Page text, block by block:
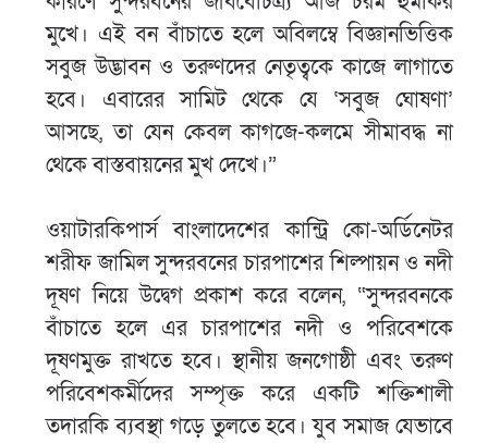
মুখে। এই বন বাঁচাতে হলে অবিলম্বে বিজ্ঞানভিত্তিক
সবুজ উদ্ভাবন ও তরুণদের নেতৃত্বকে কাজে লাগাতে
হবে। এবারের সামিট থেকে যে ‘সবুজ ঘোষণা’
আসছে, তা যেন কেবল কাগজে-কলমে সীমাবদ্ধ না
থেকে বাস্তবায়নের মুখ দেখে।”
​ওয়াটারকিপার্স বাংলাদেশের কান্ট্রি কো-অর্ডিনেটর
শরীফ জামিল সুন্দরবনের চারপাশের শিল্পায়ন ও নদী
দূষণ নিয়ে উদ্বেগ প্রকাশ করে বলেন, “সুন্দরবনকে
বাঁচাতে হলে এর চারপাশের নদী ও পরিবেশকে
দূষণমুক্ত রাখতে হবে। স্থানীয় জনগোষ্ঠী এবং তরুণ
পরিবেশকর্মীদের সম্পৃক্ত করে একটি শক্তিশালী
তদারকি ব্যবস্থা গড়ে তুলতে হবে। যুব সমাজ যেভাবে